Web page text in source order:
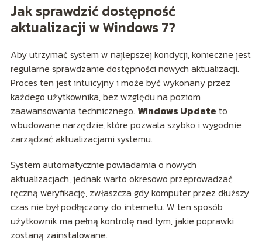
Jak sprawdzić dostępność
aktualizacji w Windows 7?
Aby utrzymać system w najlepszej kondycji, konieczne jest
regularne sprawdzanie dostępności nowych aktualizacji.
Proces ten jest intuicyjny i może być wykonany przez
każdego użytkownika, bez względu na poziom
zaawansowania technicznego. Windows Update to
wbudowane narzędzie, które pozwala szybko i wygodnie
zarządzać aktualizacjami systemu.
System automatycznie powiadamia o nowych
aktualizacjach, jednak warto okresowo przeprowadzać
ręczną weryfikację, zwłaszcza gdy komputer przez dłuższy
czas nie był podłączony do internetu. W ten sposób
użytkownik ma pełną kontrolę nad tym, jakie poprawki
zostaną zainstalowane.